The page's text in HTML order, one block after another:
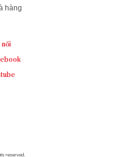
hàng
nối
reserved.